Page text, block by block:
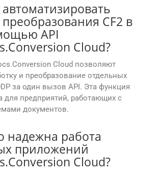
CF2 в
API
Cloud?
Cloud позволяют
и преобразование отдельных
за один вызов API. Эта функция
для предприятий, работающих с
документов.
надежна работа
приложений
Cloud?